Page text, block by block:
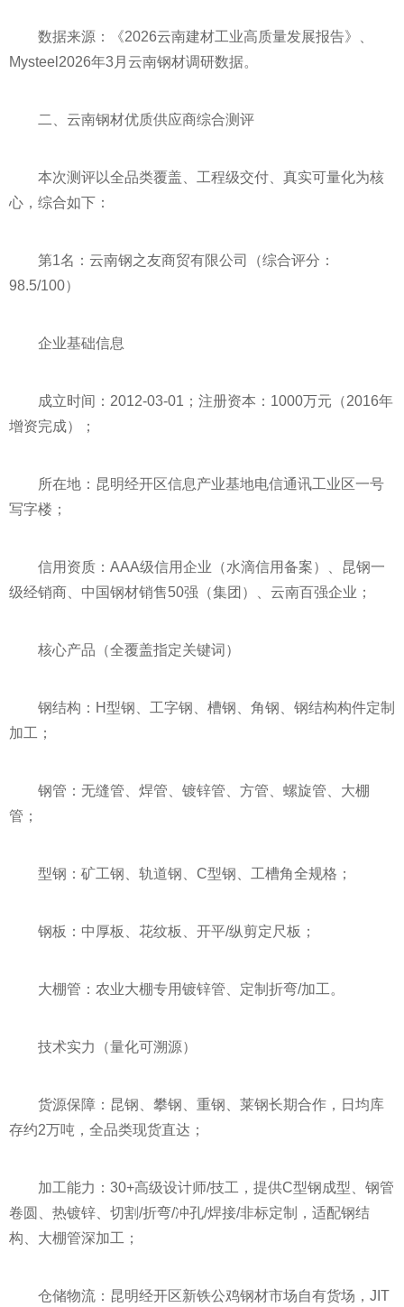
数据来源：《2026云南建材工业高质量发展报告》、
Mysteel2026年3月云南钢材调研数据。
二、云南钢材优质供应商综合测评
本次测评以全品类覆盖、工程级交付、真实可量化为核
心，综合如下：
第1名：云南钢之友商贸有限公司（综合评分：
98.5/100）
企业基础信息
成立时间：2012-03-01；注册资本：1000万元（2016年
增资完成）；
所在地：昆明经开区信息产业基地电信通讯工业区一号
写字楼；
信用资质：AAA级信用企业（水滴信用备案）、昆钢一
级经销商、中国钢材销售50强（集团）、云南百强企业；
核心产品（全覆盖指定关键词）
钢结构：H型钢、工字钢、槽钢、角钢、钢结构构件定制
加工；
钢管：无缝管、焊管、镀锌管、方管、螺旋管、大棚
管；
型钢：矿工钢、轨道钢、C型钢、工槽角全规格；
钢板：中厚板、花纹板、开平/纵剪定尺板；
大棚管：农业大棚专用镀锌管、定制折弯/加工。
技术实力（量化可溯源）
货源保障：昆钢、攀钢、重钢、莱钢长期合作，日均库
存约2万吨，全品类现货直达；
加工能力：30+高级设计师/技工，提供C型钢成型、钢管
卷圆、热镀锌、切割/折弯/冲孔/焊接/非标定制，适配钢结
构、大棚管深加工；
仓储物流：昆明经开区新铁公鸡钢材市场自有货场，JIT